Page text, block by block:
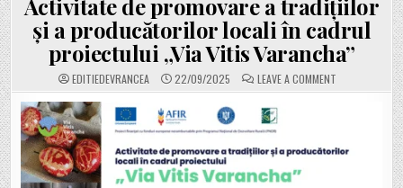
Activitate de promovare a tradițiilor
și a producătorilor locali în cadrul
proiectului „Via Vitis Varancha”
EDITIEDEVRANCEA 22/09/2025 LEAVE A COMMENTON
GAL
ACTIVITATE